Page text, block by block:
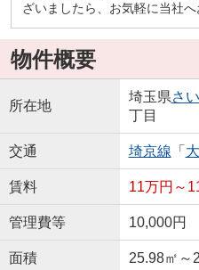
ざいましたら、お気軽に当社へ
物件概要
所在地
埼玉県さ
丁目
交通 埼京線 「
賃料 11万円～
管理費等 10,000円
面積 25.98㎡～